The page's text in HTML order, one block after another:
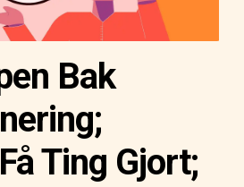
Bak
Ting Gjort;